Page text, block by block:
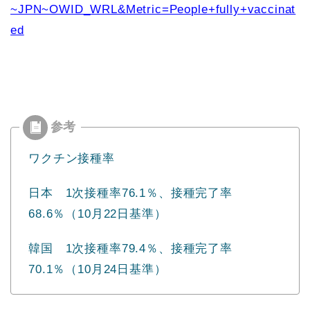
~JPN~OWID_WRL&Metric=People+fully+vaccinat
ed
ワクチン接種率
日本 1次接種率76.1％、接種完了率
68.6％（10月22日基準）
韓国 1次接種率79.4％、接種完了率
70.1％（10月24日基準）